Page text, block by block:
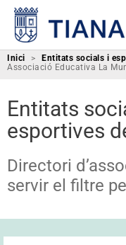
Inici > Entitats socials i
Associació Educativa La
Entitats
esportives
Directori
servir el filtre